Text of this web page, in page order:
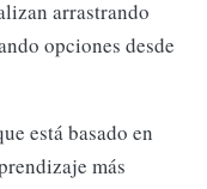
arrastrando
opciones desde
está basado en
más